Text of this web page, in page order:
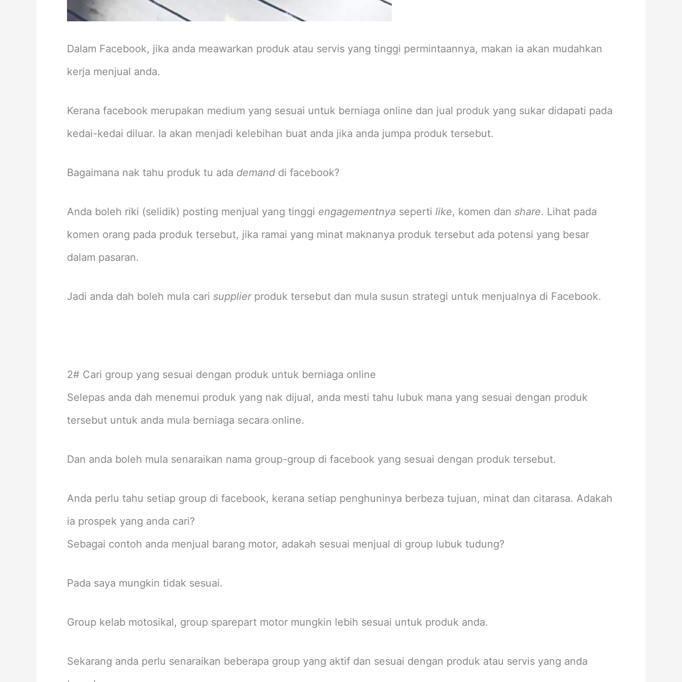
Dalam Facebook, jika anda meawarkan produk atau servis yang tinggi permintaannya, makan ia akan mudahkan
kerja menjual anda.
Kerana facebook merupakan medium yang sesuai untuk berniaga online dan jual produk yang sukar didapati pada
kedai-kedai diluar. Ia akan menjadi kelebihan buat anda jika anda jumpa produk tersebut.
Bagaimana nak tahu produk tu ada demand di facebook?
Anda boleh riki (selidik) posting menjual yang tinggi engagementnya seperti like, komen dan share. Lihat pada
komen orang pada produk tersebut, jika ramai yang minat maknanya produk tersebut ada potensi yang besar
dalam pasaran.
Jadi anda dah boleh mula cari supplierproduk tersebut dan mula susun strategi untuk menjualnya di Facebook.
2# Cari group yang sesuai dengan produk untuk berniaga online
Selepas anda dah menemui produk yang nak dijual, anda mesti tahu lubuk mana yang sesuai dengan produk
tersebut untuk anda mula berniaga secara online.
Dan anda boleh mula senaraikan nama group-group di facebook yang sesuai dengan produk tersebut.
Anda perlu tahu setiap group di facebook, kerana setiap penghuninya berbeza tujuan, minat dan citarasa. Adakah
ia prospek yang anda cari?
Sebagai contoh anda menjual barang motor, adakah sesuai menjual di group lubuk tudung?
Pada saya mungkin tidak sesuai.
Group kelab motosikal, group sparepart motor mungkin lebih sesuai untuk produk anda.
Sekarang anda perlu senaraikan beberapa group yang aktif dan sesuai dengan produk atau servis yang anda